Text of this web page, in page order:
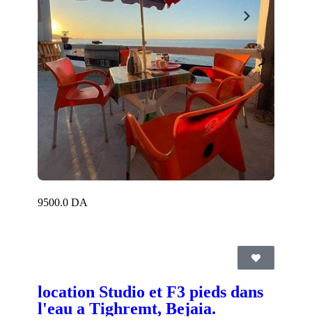
9500.0 DA
location Studio et F3 pieds dans
l'eau a Tighremt, Bejaia.